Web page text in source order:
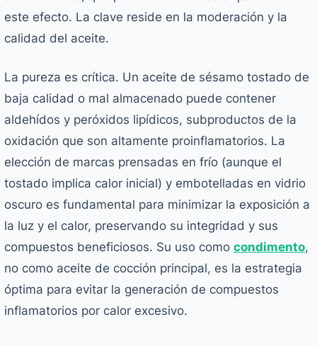
este efecto. La clave reside en la moderación y la
calidad del aceite.
La pureza es crítica. Un aceite de sésamo tostado de
baja calidad o mal almacenado puede contener
aldehídos y peróxidos lipídicos, subproductos de la
oxidación que son altamente proinflamatorios. La
elección de marcas prensadas en frío (aunque el
tostado implica calor inicial) y embotelladas en vidrio
oscuro es fundamental para minimizar la exposición a
la luz y el calor, preservando su integridad y sus
compuestos beneficiosos. Su uso como condimento,
no como aceite de cocción principal, es la estrategia
óptima para evitar la generación de compuestos
inflamatorios por calor excesivo.